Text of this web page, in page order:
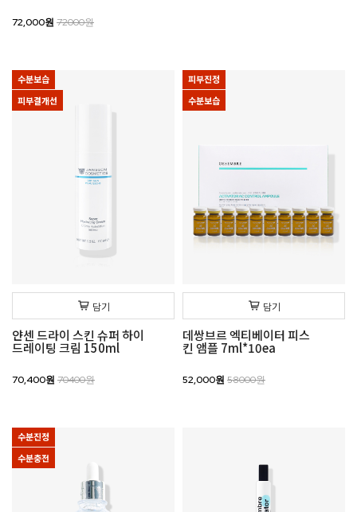
72,000원 72000원
수분보습
피부결개선
담기
얀센 드라이 스킨 슈퍼 하이
드레이팅 크림 150ml
70,400원 70400원
피부진정
수분보습
담기
데쌍브르 엑티베이터 피스
킨 앰플 7ml*10ea
52,000원 58000원
수분진정
수분충전